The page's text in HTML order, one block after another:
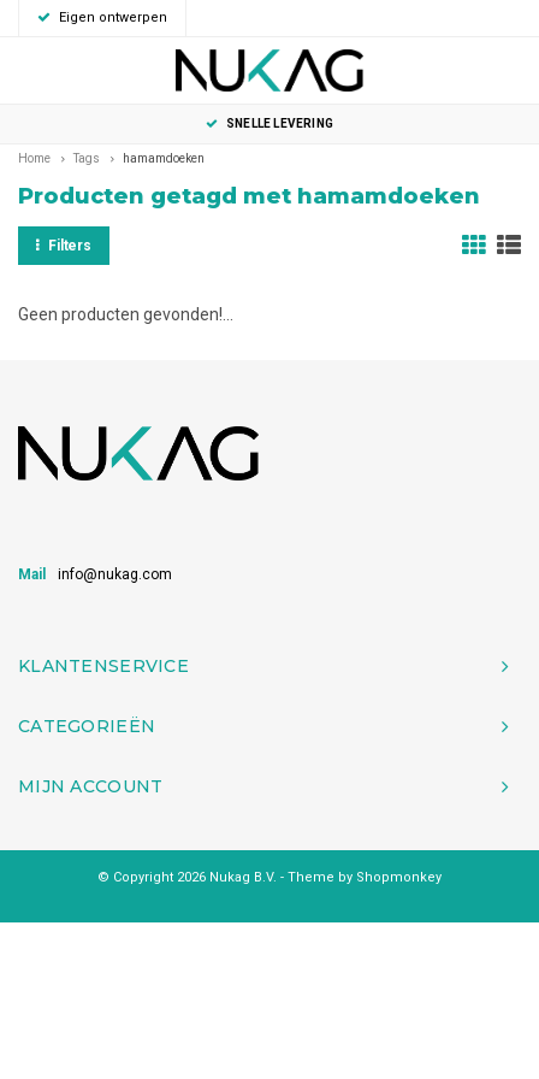
Eigen ontwerpen
SNELLE LEVERING
Home Tags hamamdoeken
Producten getagd met hamamdoeken
Filters
Geen producten gevonden!...
Mail info@nukag.com
KLANTENSERVICE
CATEGORIEËN
MIJN ACCOUNT
© Copyright 2026 Nukag B.V. - Theme by Shopmonkey